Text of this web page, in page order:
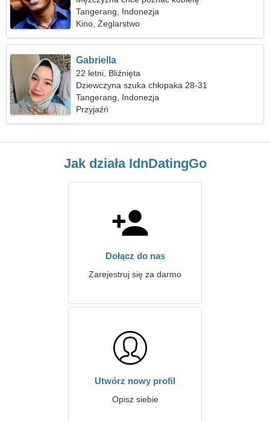
Tangerang, Indonezja
Kino, Żeglarstwo
Gabriella
22 letni, Bliźnięta
Dziewczyna szuka chłopaka 28-31
Tangerang, Indonezja
Przyjaźń
Jak działa IdnDatingGo
Dołącz do nas
Zarejestruj się za darmo
Utwórz nowy profil
Opisz siebie